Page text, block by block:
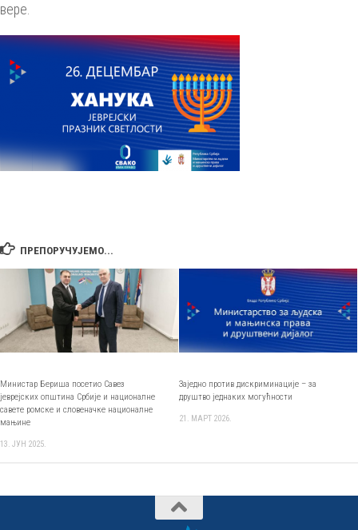
вере.
ПРЕПОРУЧУЈЕМО...
Министар Бериша посетио Савез
јеврејских општина Србије и националне
савете ромске и словеначке националне
мањине
13. ЈУН 2025.
Заједно против дискриминације – за
друштво једнаких могућности
21. МАРТ 2026.